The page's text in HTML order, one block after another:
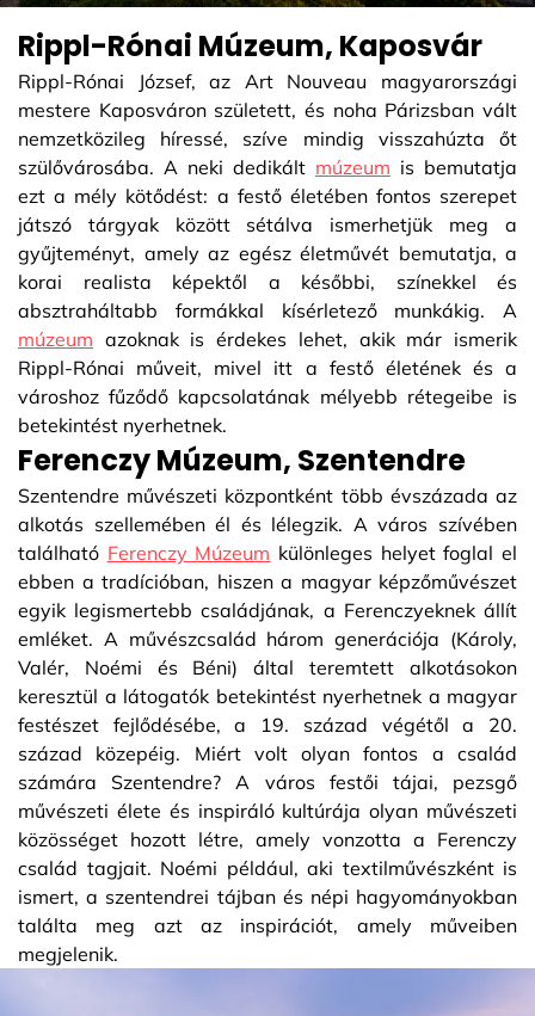
Rippl-Rónai Múzeum, Kaposvár
Rippl-Rónai József, az Art Nouveau magyarországi
mestere Kaposváron született, és noha Párizsban vált
nemzetközileg híressé, szíve mindig visszahúzta őt
szülővárosába. A neki dedikált múzeum is bemutatja
ezt a mély kötődést: a festő életében fontos szerepet
játszó tárgyak között sétálva ismerhetjük meg a
gyűjteményt, amely az egész életművét bemutatja, a
korai realista képektől a későbbi, színekkel és
absztraháltabb formákkal kísérletező munkákig. A
múzeum azoknak is érdekes lehet, akik már ismerik
Rippl-Rónai műveit, mivel itt a festő életének és a
városhoz fűződő kapcsolatának mélyebb rétegeibe is
betekintést nyerhetnek.
Ferenczy Múzeum, Szentendre
Szentendre művészeti központként több évszázada az
alkotás szellemében él és lélegzik. A város szívében
található Ferenczy Múzeum különleges helyet foglal el
ebben a tradícióban, hiszen a magyar képzőművészet
egyik legismertebb családjának, a Ferenczyeknek állít
emléket. A művészcsalád három generációja (Károly,
Valér, Noémi és Béni) által teremtett alkotásokon
keresztül a látogatók betekintést nyerhetnek a magyar
festészet fejlődésébe, a 19. század végétől a 20.
század közepéig. Miért volt olyan fontos a család
számára Szentendre? A város festői tájai, pezsgő
művészeti élete és inspiráló kultúrája olyan művészeti
közösséget hozott létre, amely vonzotta a Ferenczy
család tagjait. Noémi például, aki textilművészként is
ismert, a szentendrei tájban és népi hagyományokban
találta meg azt az inspirációt, amely műveiben
megjelenik.